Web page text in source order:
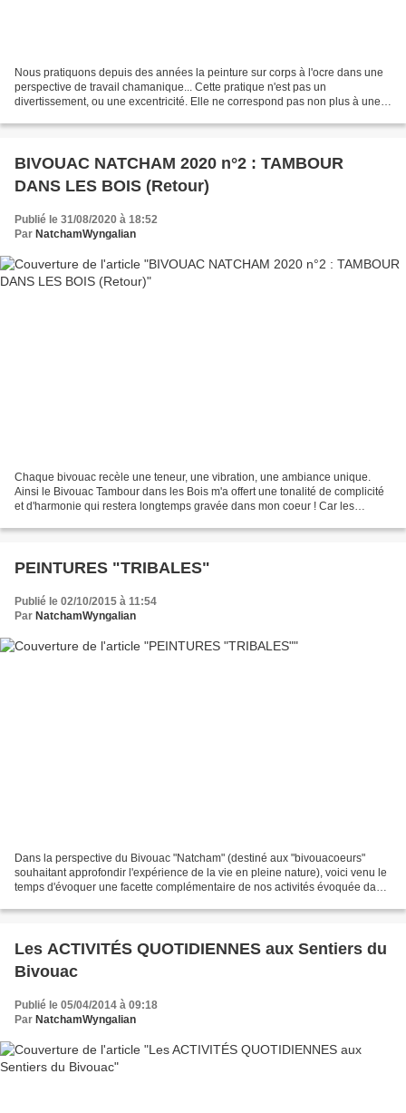
Nous pratiquons depuis des années la peinture sur corps à l'ocre dans une
perspective de travail chamanique... Cette pratique n'est pas un
divertissement, ou une excentricité. Elle ne correspond pas non plus à une
BIVOUAC NATCHAM 2020 n°2 : TAMBOUR
DANS LES BOIS (Retour)
Publié le 31/08/2020 à 18:52
Par NatchamWyngalian
Chaque bivouac recèle une teneur, une vibration, une ambiance unique.
Ainsi le Bivouac Tambour dans les Bois m'a offert une tonalité de complicité
et d'harmonie qui restera longtemps gravée dans mon coeur ! Car les
PEINTURES "TRIBALES"
Publié le 02/10/2015 à 11:54
Par NatchamWyngalian
Dans la perspective du Bivouac "Natcham" (destiné aux "bivouacoeurs"
souhaitant approfondir l'expérience de la vie en pleine nature), voici venu le
temps d'évoquer une facette complémentaire de nos activités évoquée dans
Les ACTIVITÉS QUOTIDIENNES aux Sentiers du
Bivouac
Publié le 05/04/2014 à 09:18
Par NatchamWyngalian